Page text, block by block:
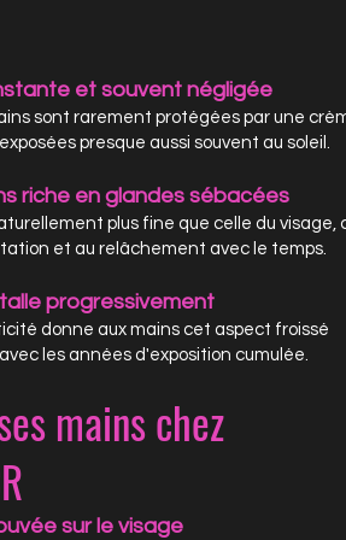
et souvent négligée
sont rarement protégées par une
presque aussi souvent au soleil.
riche en glandes sébacées
plus fine que celle du visage,
et au relâchement avec le temps.
progressivement
donne aux mains cet aspect froissé
les années d'exposition cumulée.
mains chez
sur le visage